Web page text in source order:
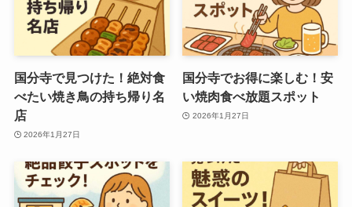
国分寺で見つけた！絶対食
べたい焼き鳥の持ち帰り名
店
2026年1月27日
国分寺でお得に楽しむ！安
い焼肉食べ放題スポット
2026年1月27日